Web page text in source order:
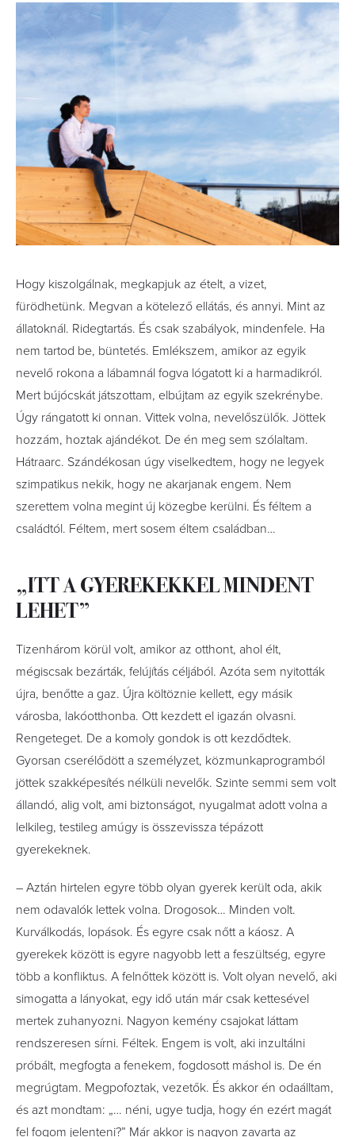
Hogy kiszolgálnak, megkapjuk az ételt, a vizet,
fürödhetünk. Megvan a kötelező ellátás, és annyi. Mint az
állatoknál. Ridegtartás. És csak szabályok, mindenfele. Ha
nem tartod be, büntetés. Emlékszem, amikor az egyik
nevelő rokona a lábamnál fogva lógatott ki a harmadikról.
Mert bújócskát játszottam, elbújtam az egyik szekrénybe.
Úgy rángatott ki onnan. Vittek volna, nevelőszülők. Jöttek
hozzám, hoztak ajándékot. De én meg sem szólaltam.
Hátraarc. Szándékosan úgy viselkedtem, hogy ne legyek
szimpatikus nekik, hogy ne akarjanak engem. Nem
szerettem volna megint új közegbe kerülni. És féltem a
családtól. Féltem, mert sosem éltem családban…
„ITT A GYEREKEKKEL MINDENT
LEHET”
Tizenhárom körül volt, amikor az otthont, ahol élt,
mégiscsak bezárták, felújítás céljából. Azóta sem nyitották
újra, benőtte a gaz. Újra költöznie kellett, egy másik
városba, lakóotthonba. Ott kezdett el igazán olvasni.
Rengeteget. De a komoly gondok is ott kezdődtek.
Gyorsan cserélődött a személyzet, közmunkaprogramból
jöttek szakképesítés nélküli nevelők. Szinte semmi sem volt
állandó, alig volt, ami biztonságot, nyugalmat adott volna a
lelkileg, testileg amúgy is összevissza tépázott
gyerekeknek.
– Aztán hirtelen egyre több olyan gyerek került oda, akik
nem odavalók lettek volna. Drogosok… Minden volt.
Kurválkodás, lopások. És egyre csak nőtt a káosz. A
gyerekek között is egyre nagyobb lett a feszültség, egyre
több a konfliktus. A felnőttek között is. Volt olyan nevelő, aki
simogatta a lányokat, egy idő után már csak kettesével
mertek zuhanyozni. Nagyon kemény csajokat láttam
rendszeresen sírni. Féltek. Engem is volt, aki inzultálni
próbált, megfogta a fenekem, fogdosott máshol is. De én
megrúgtam. Megpofoztak, vezetők. És akkor én odaálltam,
és azt mondtam: „… néni, ugye tudja, hogy én ezért magát
fel fogom jelenteni?” Már akkor is nagyon zavarta az